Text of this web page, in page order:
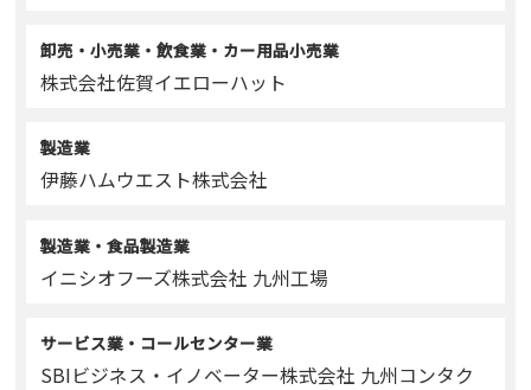
卸売・小売業・飲食業・カー用品小売業
株式会社佐賀イエローハット
製造業
伊藤ハムウエスト株式会社
製造業・食品製造業
イニシオフーズ株式会社 九州工場
サービス業・コールセンター業
SBIビジネス・イノベーター株式会社 九州コンタク